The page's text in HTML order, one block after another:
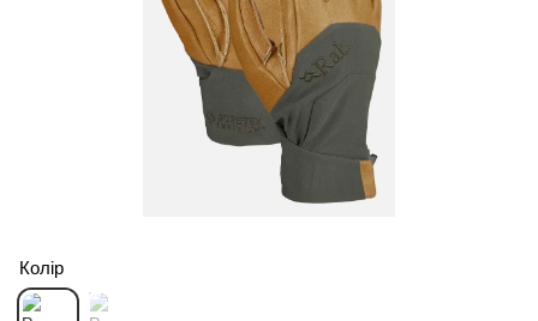
Колір